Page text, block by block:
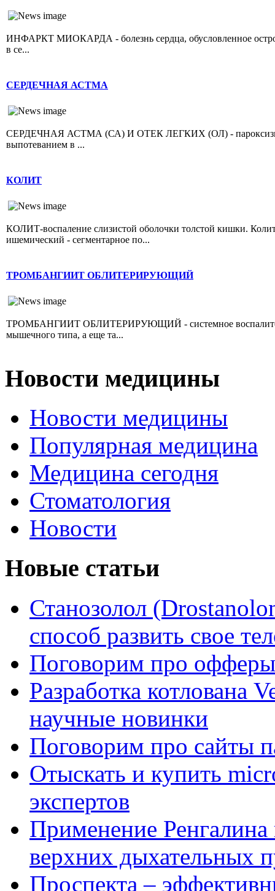
ИНФАРКТ МИОКАРДА - болезнь сердца, обусловленное острой
в се...
СЕРДЕЧНАЯ АСТМА
СЕРДЕЧНАЯ АСТМА (СА) И ОТЕК ЛЕГКИХ (ОЛ) -
выпотеванием в ...
КОЛИТ
КОЛИТ-воспаление слизистой оболочки толстой кишки.
ишемический - сегментарное по...
ТРОМБАНГИИТ ОБЛИТЕРИРУЮЩИЙ
ТРОМБАНГИИТ ОБЛИТЕРИРУЮЩИЙ - системное
мышечного типа, а еще та...
Новости медицины
Новости медицины
Популярная медицина
Медицина сегодня
Стоматология
Новости
Новые статьи
Станозолол
способ развить свое
Поговорим про
Разработка котлована
научные новинки
Поговорим про сайты
Отыскать и купить
экспертов
Применение Ренгалина
верхних дыхательных
Проспекта –